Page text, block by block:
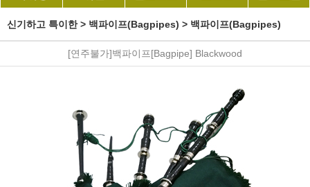
신기하고 특이한> 백파이프(Bagpipes) > 백파이프(Bagpipes)
[연주불가]백파이프[Bagpipe] Blackwood